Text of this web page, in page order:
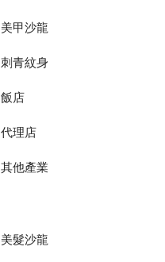
美甲沙龍
刺青紋身
飯店
代理店
其他產業
美髮沙龍